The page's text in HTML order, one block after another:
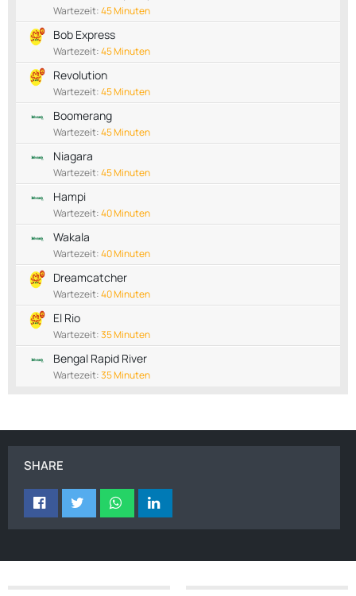
Wartezeit:45 Minuten
Bob Express
Wartezeit:45 Minuten
Revolution
Wartezeit:45 Minuten
Boomerang
Wartezeit:45 Minuten
Niagara
Wartezeit:45 Minuten
Hampi
Wartezeit:40 Minuten
Wakala
Wartezeit:40 Minuten
Dreamcatcher
Wartezeit:40 Minuten
El Rio
Wartezeit:35 Minuten
Bengal Rapid River
Wartezeit:35 Minuten
SHARE